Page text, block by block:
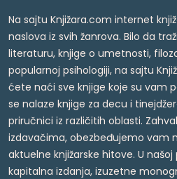
Na sajtu Knjižara.com internet
naslova iz svih žanrova. Bilo da
literaturu, knjige o umetnosti,
popularnoj psihologiji, na sajtu
ćete naći sve knjige koje su vam
se nalaze knjige za decu i
priručnici iz različitih oblasti.
izdavačima, obezbeđujemo vam
aktuelne knjižarske hitove. U
kapitalna izdanja, izuzetne